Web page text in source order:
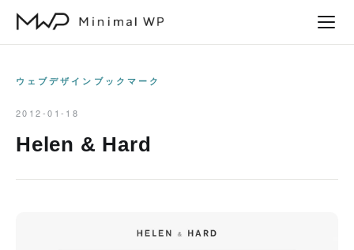
ウェブデザインブックマーク
2012-01-18
Helen & Hard